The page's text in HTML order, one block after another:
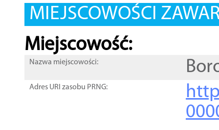
MIEJSCOWOŚCI
Miejscowość:
Nazwa miejscowości:
Adres URI zasobu PRNG: